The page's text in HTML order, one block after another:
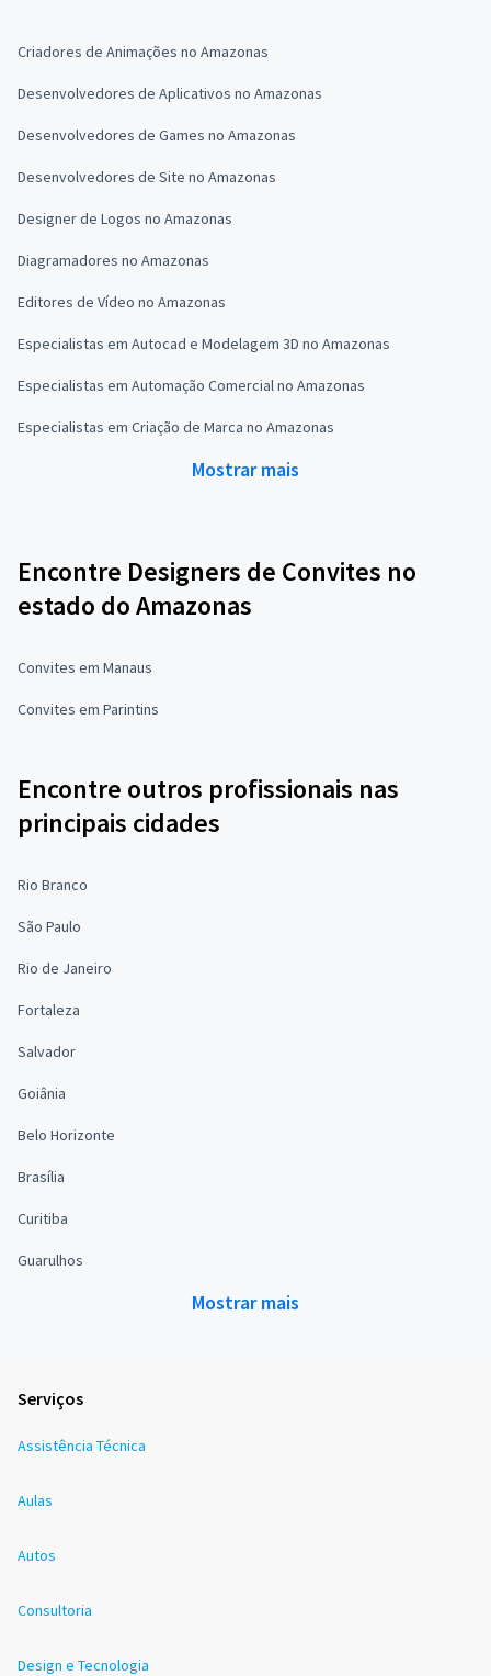
Criadores de Animações no Amazonas
Desenvolvedores de Aplicativos no Amazonas
Desenvolvedores de Games no Amazonas
Desenvolvedores de Site no Amazonas
Designer de Logos no Amazonas
Diagramadores no Amazonas
Editores de Vídeo no Amazonas
Especialistas em Autocad e Modelagem 3D no Amazonas
Especialistas em Automação Comercial no Amazonas
Especialistas em Criação de Marca no Amazonas
Mostrar mais
Encontre Designers de Convites no
estado do Amazonas
Convites em Manaus
Convites em Parintins
Encontre outros profissionais nas
principais cidades
Rio Branco
São Paulo
Rio de Janeiro
Fortaleza
Salvador
Goiânia
Belo Horizonte
Brasília
Curitiba
Guarulhos
Mostrar mais
Serviços
Assistência Técnica
Aulas
Autos
Consultoria
Design e Tecnologia